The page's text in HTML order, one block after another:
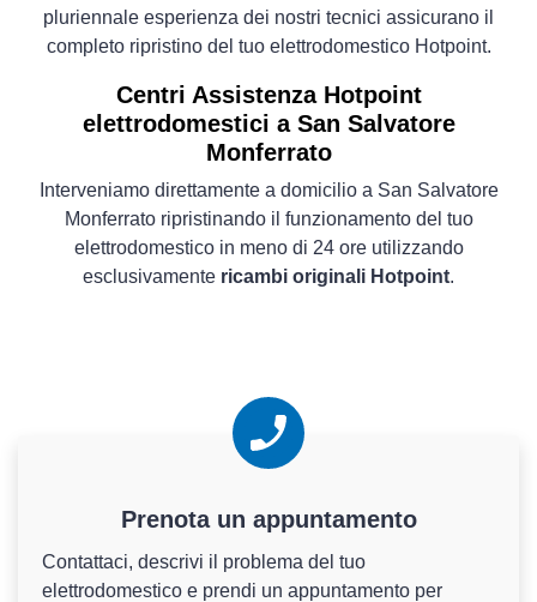
pluriennale esperienza dei nostri tecnici assicurano il
completo ripristino del tuo elettrodomestico Hotpoint.
Centri Assistenza Hotpoint
elettrodomestici a San Salvatore
Monferrato
Interveniamo direttamente a domicilio a San Salvatore
Monferrato ripristinando il funzionamento del tuo
elettrodomestico in meno di 24 ore utilizzando
esclusivamente ricambi originali Hotpoint.
Prenota un appuntamento
Contattaci, descrivi il problema del tuo
elettrodomestico e prendi un appuntamento per